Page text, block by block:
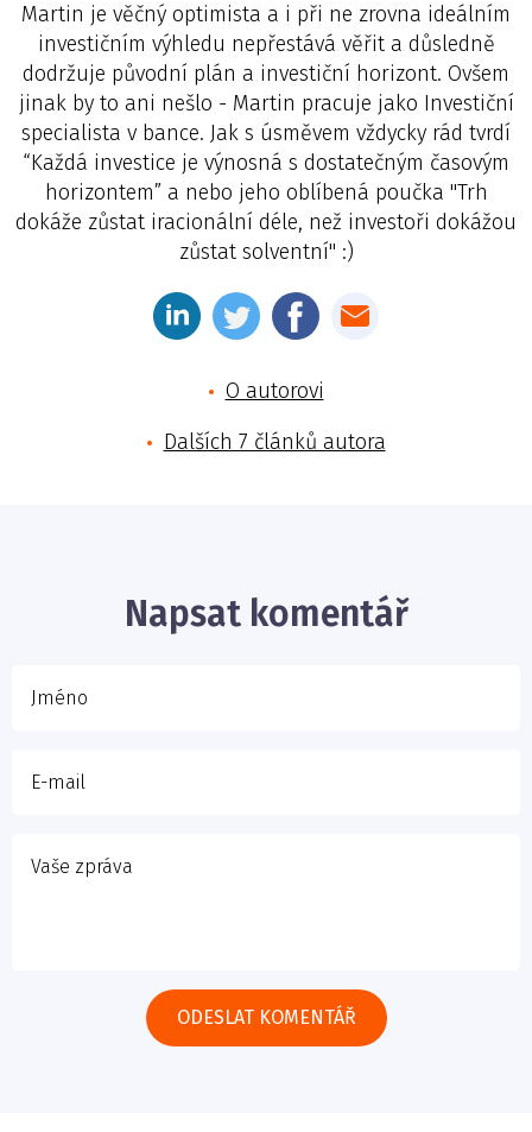
Martin je věčný optimista a i při ne zrovna ideálním
investičním výhledu nepřestává věřit a důsledně
dodržuje původní plán a investiční horizont. Ovšem
jinak by to ani nešlo - Martin pracuje jako Investiční
specialista v bance. Jak s úsměvem vždycky rád tvrdí
“Každá investice je výnosná s dostatečným časovým
horizontem” a nebo jeho oblíbená poučka "Trh
dokáže zůstat iracionální déle, než investoři dokážou
zůstat solventní" :)
O autorovi
Dalších 7 článků autora
Napsat komentář